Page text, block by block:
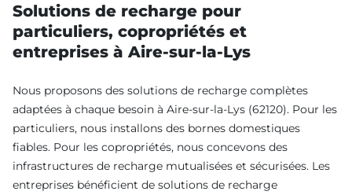
Solutions de recharge pour
particuliers, copropriétés et
entreprises à Aire-sur-la-Lys
Nous proposons des solutions de recharge complètes
adaptées à chaque besoin à Aire-sur-la-Lys (62120). Pour les
particuliers, nous installons des bornes domestiques
fiables. Pour les copropriétés, nous concevons des
infrastructures de recharge mutualisées et sécurisées. Les
entreprises bénéficient de solutions de recharge